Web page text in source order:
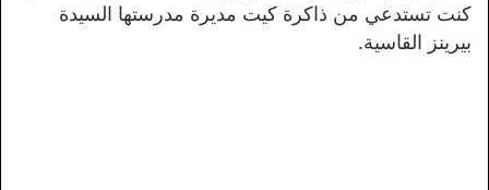
كنت تستدعي من ذاكرة كيت مديرة مدرستها السيدة
بيرينز القاسية.